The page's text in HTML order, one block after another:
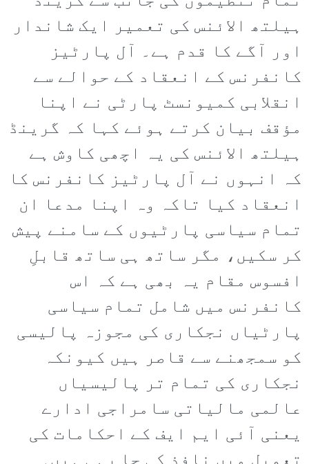
ہیلتھ الائنس کی تعمیر ایک شاندار
اور آگے کا قدم ہے۔ آل پارٹیز
کانفرنس کے انعقاد کے حوالے سے
انقلابی کمیونسٹ پارٹی نے اپنا
مؤقف بیان کرتے ہوئے کہا کہ گرینڈ
ہیلتھ الائنس کی یہ اچھی کاوش ہے
کہ انہوں نے آل پارٹیز کانفرنس کا
انعقاد کیا تاکہ وہ اپنا مدعا ان
تمام سیاسی پارٹیوں کے سامنے پیش
کر سکیں، مگر ساتھ ہی ساتھ قابلِ
افسوس مقام یہ بھی ہے کہ اس
کانفرنس میں شامل تمام سیاسی
پارٹیاں نجکاری کی مجوزہ پالیسی
کو سمجھنے سے قاصر ہیں کیونکہ
نجکاری کی تمام تر پالیسیاں
عالمی مالیاتی سامراجی ادارے
یعنی آئی ایم ایف کے احکامات کی